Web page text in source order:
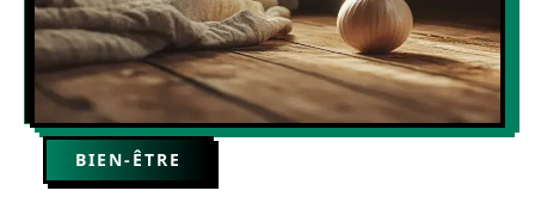
BIEN-ÊTRE